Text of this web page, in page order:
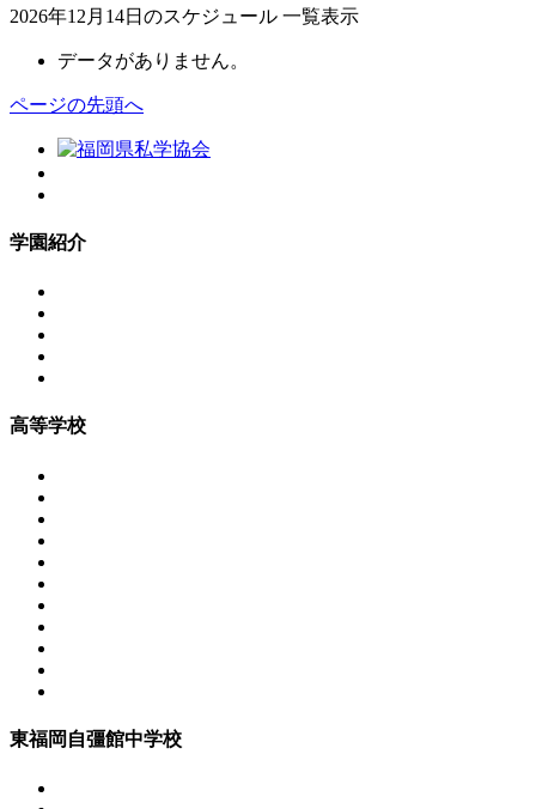
2026年12月14日のスケジュール 一覧表示
データがありません。
ページの先頭へ
学園紹介
高等学校
東福岡自彊館中学校